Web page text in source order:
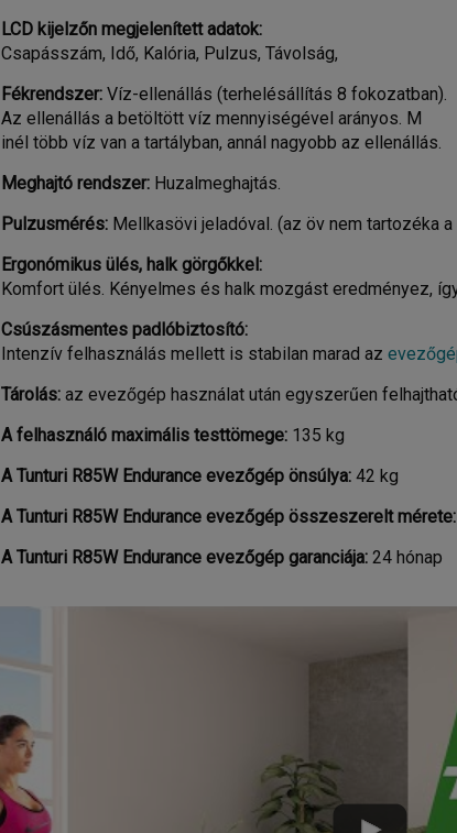
LCD kijelzőn megjelenített adatok:
Csapásszám, Idő, Kalória, Pulzus, Távolság,
Fékrendszer: Víz-ellenállás (terhelésállítás 8 fokozatban).
Az ellenállás a betöltött víz mennyiségével arányos. M
inél több víz van a tartályban, annál nagyobb az ellenállás.
Meghajtó rendszer: Huzalmeghajtás.
Pulzusmérés: Mellkasövi jeladóval. (az öv nem tartozéka a
Ergonómikus ülés, halk görgőkkel:
Komfort ülés. Kényelmes és halk mozgást eredményez,
Csúszásmentes padlóbiztosító:
Intenzív felhasználás mellett is stabilan marad az
Tárolás: az evezőgép használat után egyszerűen
A felhasználó maximális testtömege: 135 kg
A Tunturi R85W Endurance evezőgép önsúlya: 42 kg
A Tunturi R85W Endurance evezőgép összeszerelt mérete:
A Tunturi R85W Endurance evezőgép garanciája: 24 hónap